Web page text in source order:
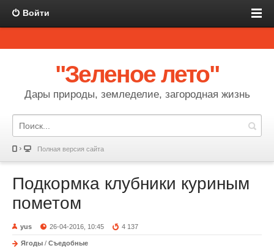
Войти
"Зеленое лето"
Дары природы, земледелие, загородная жизнь
Полная версия сайта
Подкормка клубники куриным
пометом
yus 26-04-2016, 10:45 4 137
Ягоды / Съедобные